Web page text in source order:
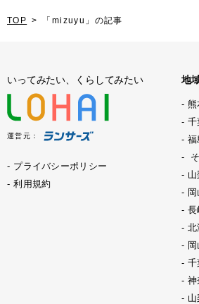
TOP 「mizuyu」の記事
いってみたい、くらしてみたい
運営元：
プライバシーポリシー
利用規約
地
熊
千
福
長
北
千
神